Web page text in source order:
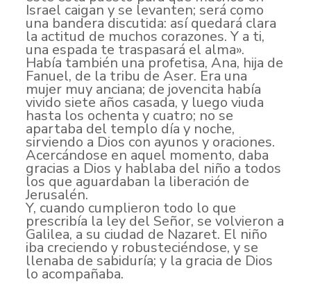
Israel caigan y se levanten; será como
una bandera discutida: así quedará clara
la actitud de muchos corazones. Y a ti,
una espada te traspasará el alma».
Había también una profetisa, Ana, hija de
Fanuel, de la tribu de Aser. Era una
mujer muy anciana; de jovencita había
vivido siete años casada, y luego viuda
hasta los ochenta y cuatro; no se
apartaba del templo día y noche,
sirviendo a Dios con ayunos y oraciones.
Acercándose en aquel momento, daba
gracias a Dios y hablaba del niño a todos
los que aguardaban la liberación de
Jerusalén.
Y, cuando cumplieron todo lo que
prescribía la ley del Señor, se volvieron a
Galilea, a su ciudad de Nazaret. El niño
iba creciendo y robusteciéndose, y se
llenaba de sabiduría; y la gracia de Dios
lo acompañaba.